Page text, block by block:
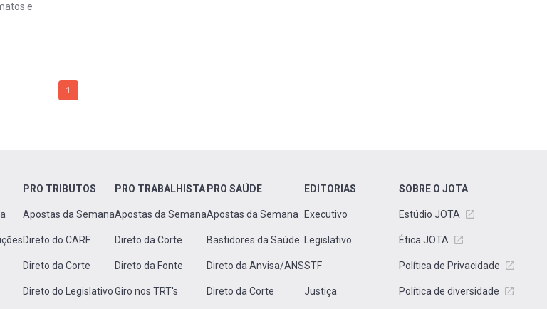
e
1
PRO TRIBUTOS
Apostas da Semana
Direto do CARF
Direto da Corte
Direto do Legislativo
PRO TRABALHISTA
Apostas da Semana
Direto da Corte
Direto da Fonte
Giro nos TRT's
PRO SAÚDE
Apostas da Semana
Bastidores da Saúde
Direto da Anvisa/ANS
Direto da Corte
EDITORIAS
Executivo
Legislativo
STF
Justiça
SOBRE O JOTA
Estúdio JOTA
Ética JOTA
Política de Privacidade
Política de diversidade